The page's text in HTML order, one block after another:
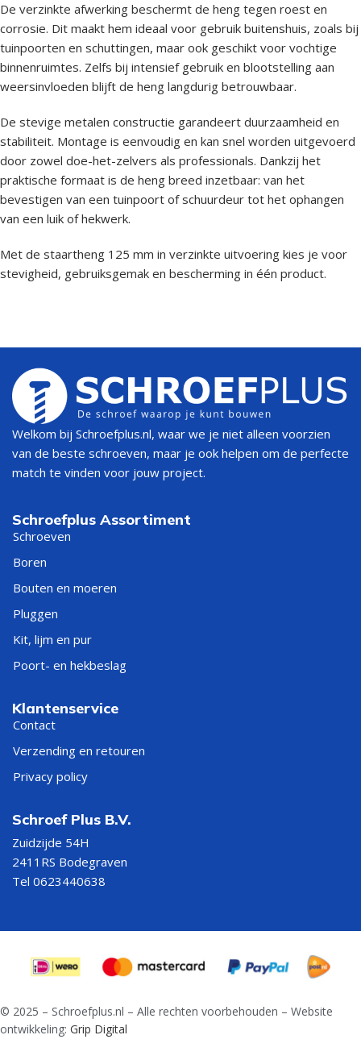
De verzinkte afwerking beschermt de heng tegen roest en
corrosie. Dit maakt hem ideaal voor gebruik buitenshuis, zoals bij
tuinpoorten en schuttingen, maar ook geschikt voor vochtige
binnenruimtes. Zelfs bij intensief gebruik en blootstelling aan
weersinvloeden blijft de heng langdurig betrouwbaar.
De stevige metalen constructie garandeert duurzaamheid en
stabiliteit. Montage is eenvoudig en kan snel worden uitgevoerd
door zowel doe-het-zelvers als professionals. Dankzij het
praktische formaat is de heng breed inzetbaar: van het
bevestigen van een tuinpoort of schuurdeur tot het ophangen
van een luik of hekwerk.
Met de staartheng 125 mm in verzinkte uitvoering kies je voor
stevigheid, gebruiksgemak en bescherming in één product.
Welkom bij Schroefplus.nl, waar we je niet alleen voorzien
van de beste schroeven, maar je ook helpen om de perfecte
match te vinden voor jouw project.
Schroefplus Assortiment
Schroeven
Boren
Bouten en moeren
Pluggen
Kit, lijm en pur
Poort- en hekbeslag
Klantenservice
Contact
Verzending en retouren
Privacy policy
Schroef Plus B.V.
Zuidzijde 54H
2411RS Bodegraven
Tel 0623440638
© 2025 – Schroefplus.nl – Alle rechten voorbehouden – Website
ontwikkeling: Grip Digital